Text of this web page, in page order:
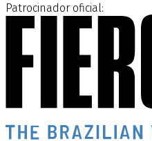
Patrocinador oficial: